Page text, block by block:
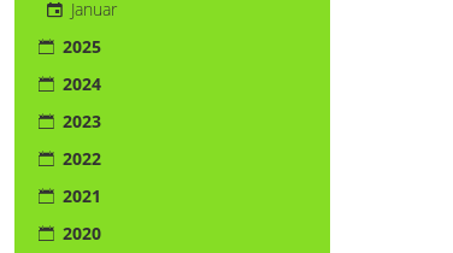
Januar
2025
2024
2023
2022
2021
2020